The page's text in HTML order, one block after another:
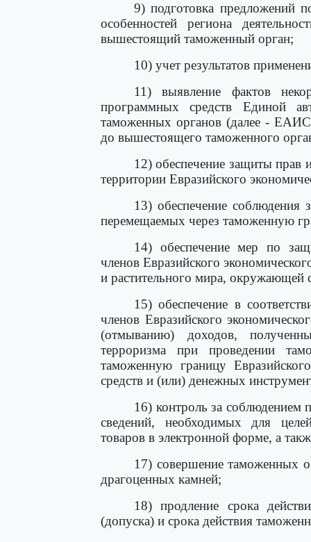
9) подготовка предложений
особенностей региона
вышестоящий таможенный орган;
10) учет результатов
11) выявление фактов
программных средств Единой
таможенных органов (далее -
до вышестоящего таможенного
12) обеспечение защиты прав
территории Евразийского
13) обеспечение соблюдения
перемещаемых через таможенную
14) обеспечение мер по
членов Евразийского
и растительного мира, окружающей
15) обеспечение в
членов Евразийского
(отмыванию) доходов,
терроризма при проведении
таможенную границу
средств и (или) денежных
16) контроль за соблюдением
сведений, необходимых для
товаров в электронной форме, а
17) совершение таможенных
драгоценных камней;
18) продление срока
(допуска) и срока действия